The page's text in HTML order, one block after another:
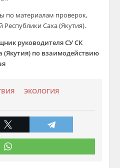
по материалам проверок,
Саха (Якутия).
руководителя СУ СК
(Якутия) по взаимодействию
ЭКОЛОГИЯ